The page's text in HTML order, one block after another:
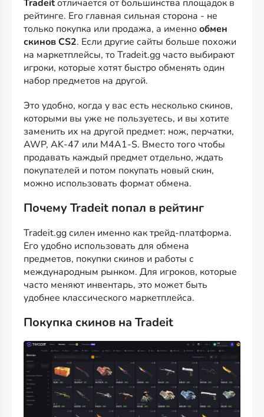
Tradeitотличается от большинства площадок в
рейтинге. Его главная сильная сторона - не
только покупка или продажа, а именнообмен
скинов CS2. Если другие сайты больше похожи
на маркетплейсы, то Tradeit.gg часто выбирают
игроки, которые хотят быстро обменять один
набор предметов на другой.
Это удобно, когда у вас есть несколько скинов,
которыми вы уже не пользуетесь, и вы хотите
заменить их на другой предмет: нож, перчатки,
AWP, AK-47 или M4A1-S. Вместо того чтобы
продавать каждый предмет отдельно, ждать
покупателей и потом покупать новый скин,
можно использовать формат обмена.
Почему Tradeit попал в рейтинг
Tradeit.gg силен именно как трейд-платформа.
Его удобно использовать для обмена
предметов, покупки скинов и работы с
международным рынком. Для игроков, которые
часто меняют инвентарь, это может быть
удобнее классического маркетплейса.
Покупка скинов на Tradeit